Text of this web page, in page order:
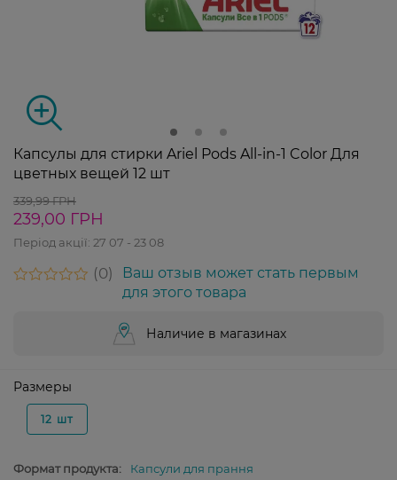
Капсулы для стирки Ariel Pods All-in-1 Color Для
цветных вещей 12 шт
339,99 ГРН
239,00 ГРН
Період акції: 27 07 - 23 08
0
Ваш отзыв может стать первым
для этого товара
Наличие в магазинах
Размеры
12 шт
Формат продукта:
Капсули для прання